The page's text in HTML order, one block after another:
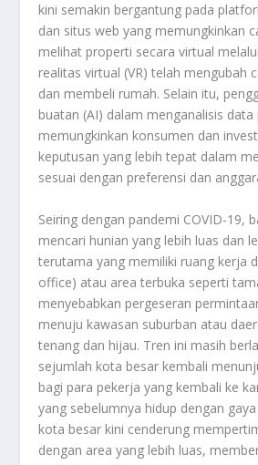
kini semakin bergantung pada
dan situs web yang memungkinkan
melihat properti secara virtual
realitas virtual (VR) telah mengubah
dan membeli rumah. Selain itu,
buatan (AI) dalam menganalisis
memungkinkan konsumen dan
keputusan yang lebih tepat dalam
sesuai dengan preferensi dan
Seiring dengan pandemi COVID-19,
mencari hunian yang lebih luas dan
terutama yang memiliki ruang kerja
office) atau area terbuka seperti
menyebabkan pergeseran
menuju kawasan suburban atau
tenang dan hijau. Tren ini masih
sejumlah kota besar kembali
bagi para pekerja yang kembali ke
yang sebelumnya hidup dengan
kota besar kini cenderung
dengan area yang lebih luas,